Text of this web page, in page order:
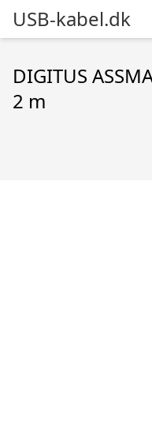
USB-kabel.dk
DIGITUS
2 m